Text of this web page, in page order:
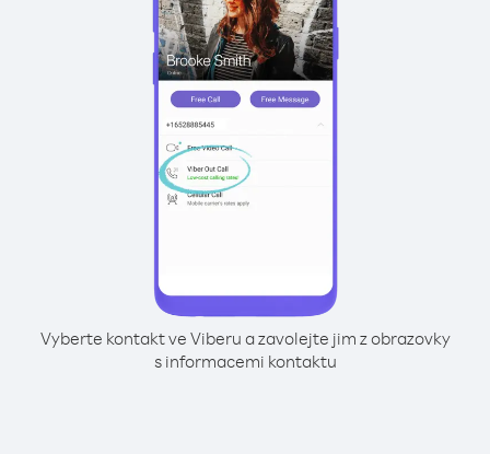
Vyberte kontakt ve Viberu a zavolejte jim z obrazovky
s informacemi kontaktu